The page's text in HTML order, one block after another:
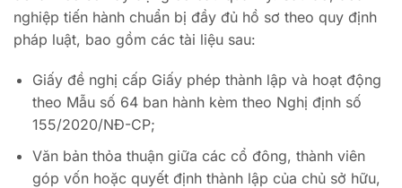
nghiệp tiến hành chuẩn bị đầy đủ hồ sơ theo quy định
pháp luật, bao gồm các tài liệu sau:
Giấy đề nghị cấp Giấy phép thành lập và hoạt động
theo Mẫu số 64 ban hành kèm theo Nghị định số
155/2020/NĐ-CP;
Văn bản thỏa thuận giữa các cổ đông, thành viên
góp vốn hoặc quyết định thành lập của chủ sở hữu,